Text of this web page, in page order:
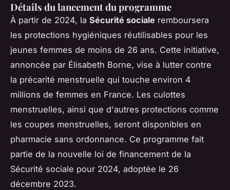
Détails du lancement du programme
À partir de 2024, la Sécurité sociale remboursera
les protections hygiéniques réutilisables pour les
jeunes femmes de moins de 26 ans. Cette initiative,
annoncée par Élisabeth Borne, vise à lutter contre
la précarité menstruelle qui touche environ 4
millions de femmes en France. Les culottes
menstruelles, ainsi que d'autres protections comme
les coupes menstruelles, seront disponibles en
pharmacie sans ordonnance. Ce programme fait
partie de la nouvelle loi de financement de la
Sécurité sociale pour 2024, adoptée le 26
décembre 2023.